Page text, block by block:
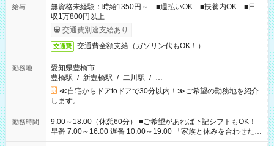
給与
無資格未経験：時給1350円～ ■週払いOK ■扶養内OK ■日
収1万800円以上
交通費別途支給あり
交通費 交通費全額支給（ガソリン代もOK！）
勤務地
愛知県豊橋市
豊橋駅 / 新豊橋駅 / 二川駅 / …
≪自宅からドアtoドアで30分以内！≫ご希望の勤務地を紹介
します。
勤務時間
9:00～18:00（休憩60分） ■ご希望があれば下記シフトもOK！
早番 7:00～16:00 遅番 10:00～19:00 「家族と休みを合わせた
い」 「余裕を持って夕飯の準備がしたい」 「できれば残業はし